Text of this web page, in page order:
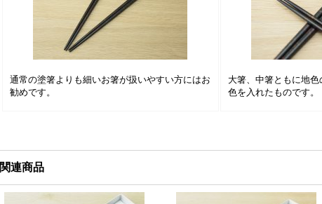
通常の塗箸よりも細いお箸が扱いやすい方にはお
勧めです。
大箸、中箸ともに地
色を入れたものです。
関連商品